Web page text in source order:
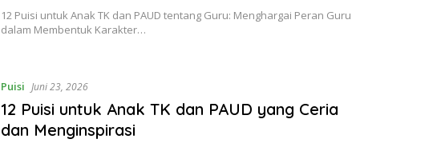
12 Puisi untuk Anak TK dan PAUD tentang Guru: Menghargai Peran Guru
dalam Membentuk Karakter…
Puisi Juni 23, 2026
12 Puisi untuk Anak TK dan PAUD yang Ceria
dan Menginspirasi